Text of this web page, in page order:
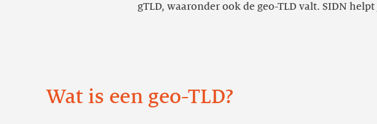
gTLD, waaronder ook de geo-TLD valt. SIDN
Wat is een geo-TLD?